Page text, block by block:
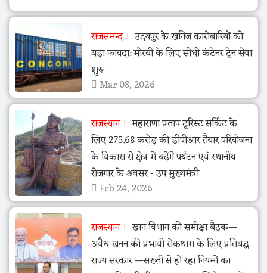
राजसमन्द
उदयपुर के खनिज कारोबारियों को
बड़ा फायदा: मोरबी के लिए सीधी कंटेनर ट्रेन सेवा
शुरू
Mar 08, 2026
राजस्थान
महाराणा प्रताप टूरिस्ट सर्किट के
लिए 275.68 करोड़ की डीपीआर तैयार परियोजना
के विकास से क्षेत्र में बढ़ेंगे पर्यटन एवं स्थानीय
रोजगार के अवसर - उप मुख्यमंत्री
Feb 24, 2026
राजस्थान
खान विभाग की समीक्षा बैठक—
अवैध खनन की प्रभावी रोकथाम के लिए प्रतिबद्ध
राज्य सरकार —सख्ती से हो रहा नियमों का